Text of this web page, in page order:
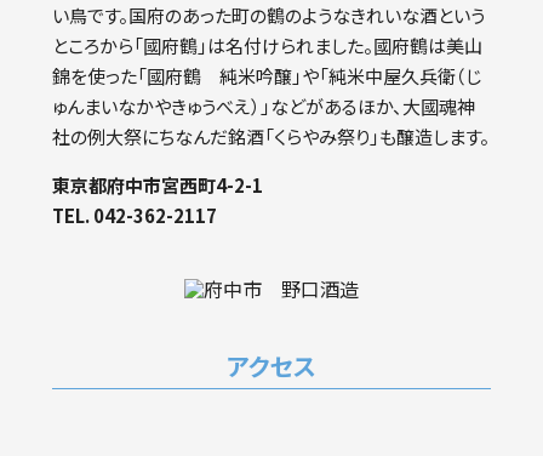
い鳥です。国府のあった町の鶴のようなきれいな酒という
ところから「國府鶴」は名付けられました。國府鶴は美山
錦を使った「國府鶴 純米吟醸」や「純米中屋久兵衛（じ
ゅんまいなかやきゅうべえ）」などがあるほか、大國魂神
社の例大祭にちなんだ銘酒「くらやみ祭り」も醸造します。
東京都府中市宮西町4-2-1
TEL. 042-362-2117
アクセス